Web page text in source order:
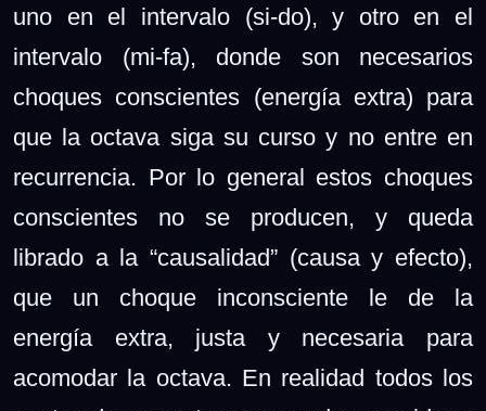
uno en el intervalo (si-do), y otro en el
intervalo (mi-fa), donde son necesarios
choques conscientes (energía extra) para
que la octava siga su curso y no entre en
recurrencia. Por lo general estos choques
conscientes no se producen, y queda
librado a la “causalidad” (causa y efecto),
que un choque inconsciente le de la
energía extra, justa y necesaria para
acomodar la octava. En realidad todos los